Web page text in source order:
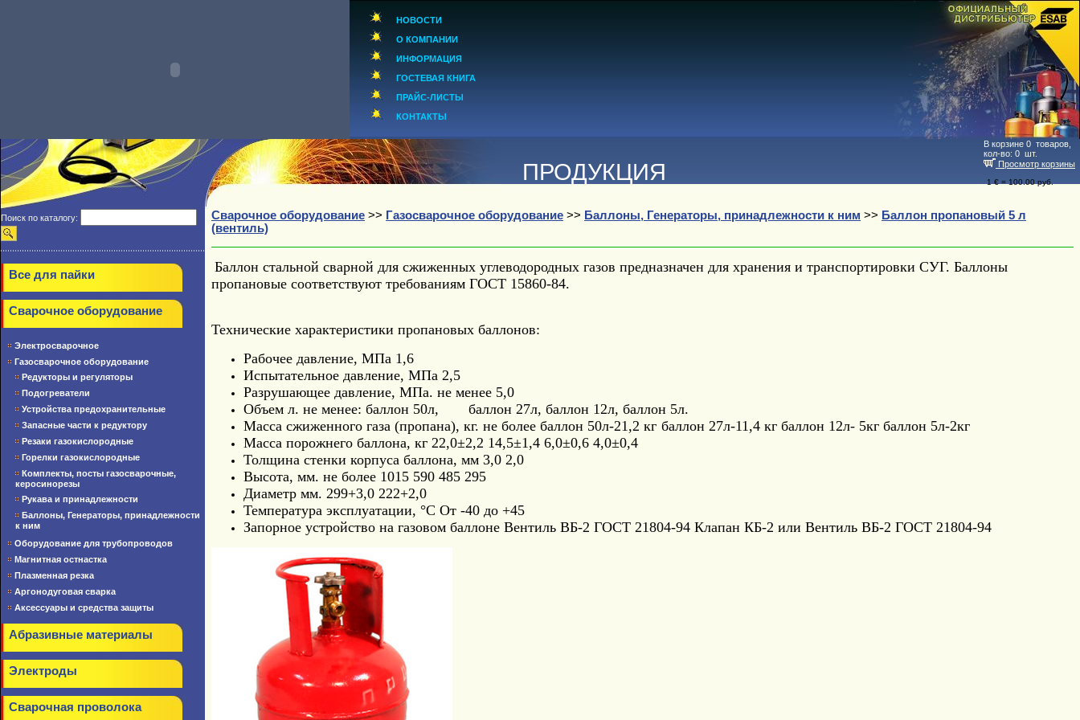
НОВОСТИ
О КОМПАНИИ
ИНФОРМАЦИЯ
ГОСТЕВАЯ КНИГА
ПРАЙС-ЛИСТЫ
КОНТАКТЫ
ПРОДУКЦИЯ
В корзине 0 товаров,
кол-во: 0 шт.
Просмотр корзины
1 € = 100.00 руб.
Поиск по каталогу:
Все для пайки
Сварочное оборудование
Электросварочное
Газосварочное оборудование
Редукторы и регуляторы
Подогреватели
Устройства предохранительные
Запасные части к редуктору
Резаки газокислородные
Горелки газокислородные
Комплекты, посты газосварочные,
керосинорезы
Рукава и принадлежности
Баллоны, Генераторы, принадлежности
к ним
Оборудование для трубопроводов
Магнитная остнастка
Плазменная резка
Аргонодуговая сварка
Аксессуары и средства защиты
Абразивные материалы
Электроды
Сварочная проволока
Сварочное оборудование >> Газосварочное оборудование >> Баллоны, Генераторы, принадлежности к ним >> Баллон пропановый 5 л
(вентиль)
Баллон стальной сварной для сжиженных углеводородных газов предназначен для хранения и транспортировки СУГ. Баллоны
пропановые соответствуют требованиям ГОСТ 15860-84.
Технические характеристики пропановых баллонов:
Рабочее давление, МПа 1,6
Испытательное давление, МПа 2,5
Разрушающее давление, МПа. не менее 5,0
Объем л. не менее: баллон 50л,
баллон 27л, баллон 12л, баллон 5л.
Масса сжиженного газа (пропана), кг. не более баллон 50л-21,2 кг баллон 27л-11,4 кг баллон 12л- 5кг баллон 5л-2кг
Масса порожнего баллона, кг 22,0±2,2 14,5±1,4 6,0±0,6 4,0±0,4
Толщина стенки корпуса баллона, мм 3,0 2,0
Высота, мм. не более 1015 590 485 295
Диаметр мм. 299+3,0 222+2,0
Температура эксплуатации, °С От -40 до +45
Запорное устройство на газовом баллоне Вентиль ВБ-2 ГОСТ 21804-94 Клапан КБ-2 или Вентиль ВБ-2 ГОСТ 21804-94